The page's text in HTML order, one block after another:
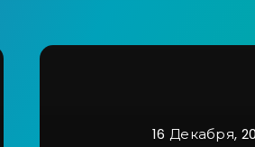
16 Декабря,